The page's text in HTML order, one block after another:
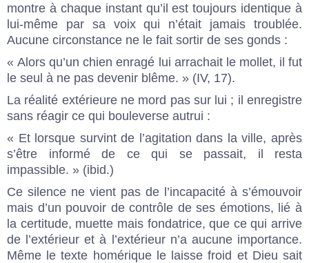
montre à chaque instant qu’il est toujours identique à
lui-même par sa voix qui n’était jamais troublée.
Aucune circonstance ne le fait sortir de ses gonds :
« Alors qu’un chien enragé lui arrachait le mollet, il fut
le seul à ne pas devenir blême. » (IV, 17).
La réalité extérieure ne mord pas sur lui ; il enregistre
sans réagir ce qui bouleverse autrui :
« Et lorsque survint de l’agitation dans la ville, après
s’être informé de ce qui se passait, il resta
impassible. » (ibid.)
Ce silence ne vient pas de l’incapacité à s’émouvoir
mais d’un pouvoir de contrôle de ses émotions, lié à
la certitude, muette mais fondatrice, que ce qui arrive
de l’extérieur et à l’extérieur n’a aucune importance.
Même le texte homérique le laisse froid et Dieu sait